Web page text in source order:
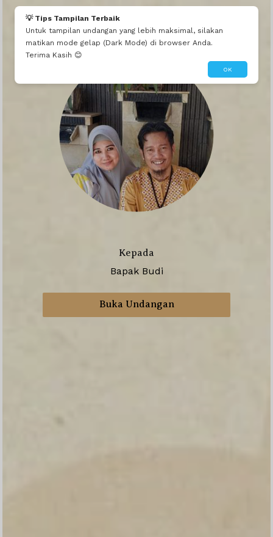
💡 Tips Tampilan Terbaik
Untuk tampilan undangan yang lebih maksimal, silakan
matikan mode gelap (Dark Mode) di browser Anda.
Terima Kasih 😊
OK
Walimatul Safar Haji
Kepada
Bapak Budi
Buka Undangan
Hj Andi Nursamsi Ham